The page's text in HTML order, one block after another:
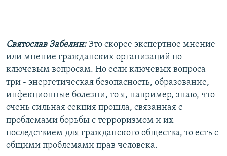
Святослав Забелин: Это скорее экспертное мнение
или мнение гражданских организаций по
ключевым вопросам. Но если ключевых вопроса
три - энергетическая безопасность, образование,
инфекционные болезни, то я, например, знаю, что
очень сильная секция прошла, связанная с
проблемами борьбы с терроризмом и их
последствием для гражданского общества, то есть с
общими проблемами прав человека.